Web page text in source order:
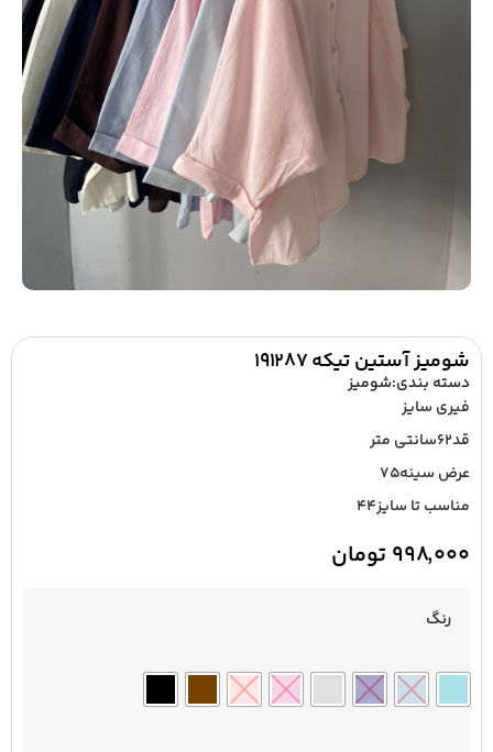
شومیز آستین تیکه ۱۹۱۲۸۷
دسته بندی:شومیز
فیری سایز
قد۶۲سانتی متر
عرض سینه۷۵
مناسب تا سایز۴۴
۹۹۸,۰۰۰ تومان
رنگ